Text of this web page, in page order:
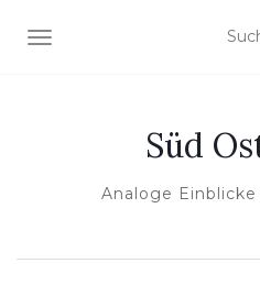
NAVIGATION UMSCHALTEN
Süd
Analoge